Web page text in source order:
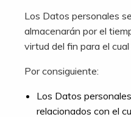
Los Datos personales
almacenarán por el
virtud del fin para el
Por consiguiente:
Los Datos
relacionados con el